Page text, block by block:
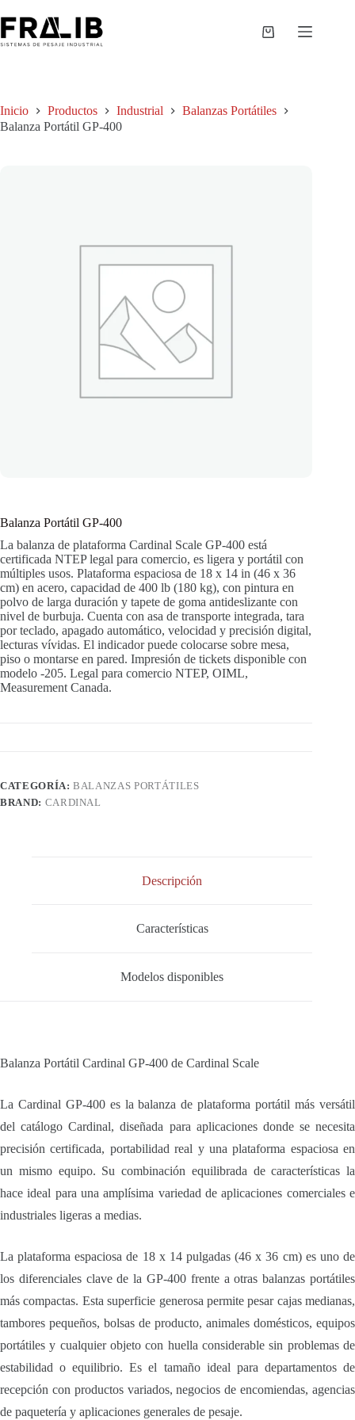
al
contenido
Shopping
Inicio Productos Industrial
Balanzas Portátiles
Balanza Portátil GP-400
Balanza Portátil GP-400
La balanza de plataforma Cardinal Scale GP-400 está
certificada NTEP legal para comercio, es ligera y portátil con
múltiples usos. Plataforma espaciosa de 18 x 14 in (46 x 36
cm) en acero, capacidad de 400 lb (180 kg), con pintura en
polvo de larga duración y tapete de goma antideslizante con
nivel de burbuja. Cuenta con asa de transporte integrada, tara
por teclado, apagado automático, velocidad y precisión digital,
lecturas vívidas. El indicador puede colocarse sobre mesa,
piso o montarse en pared. Impresión de tickets disponible con
modelo -205. Legal para comercio NTEP, OIML,
Measurement Canada.
CATEGORÍA:BALANZAS PORTÁTILES
BRAND: CARDINAL
Descripción
Características
Modelos disponibles
Balanza Portátil Cardinal GP-400 de Cardinal Scale
La Cardinal GP-400 es la balanza de plataforma portátil más versátil
del catálogo Cardinal, diseñada para aplicaciones donde se necesita
precisión certificada, portabilidad real y una plataforma espaciosa en
un mismo equipo. Su combinación equilibrada de características la
hace ideal para una amplísima variedad de aplicaciones comerciales e
industriales ligeras a medias.
La plataforma espaciosa de 18 x 14 pulgadas (46 x 36 cm) es uno de
los diferenciales clave de la GP-400 frente a otras balanzas portátiles
más compactas. Esta superficie generosa permite pesar cajas medianas,
tambores pequeños, bolsas de producto, animales domésticos, equipos
portátiles y cualquier objeto con huella considerable sin problemas de
estabilidad o equilibrio. Es el tamaño ideal para departamentos de
recepción con productos variados, negocios de encomiendas, agencias
de paquetería y aplicaciones generales de pesaje.